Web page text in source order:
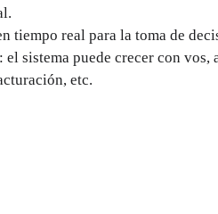
tiempo real para la toma de
sistema puede crecer con vos,
etc.